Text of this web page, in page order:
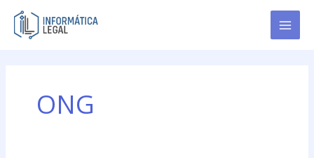
contenido
ONG